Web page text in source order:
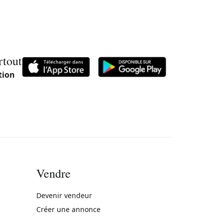
Vendre
Devenir vendeur
Créer une annonce